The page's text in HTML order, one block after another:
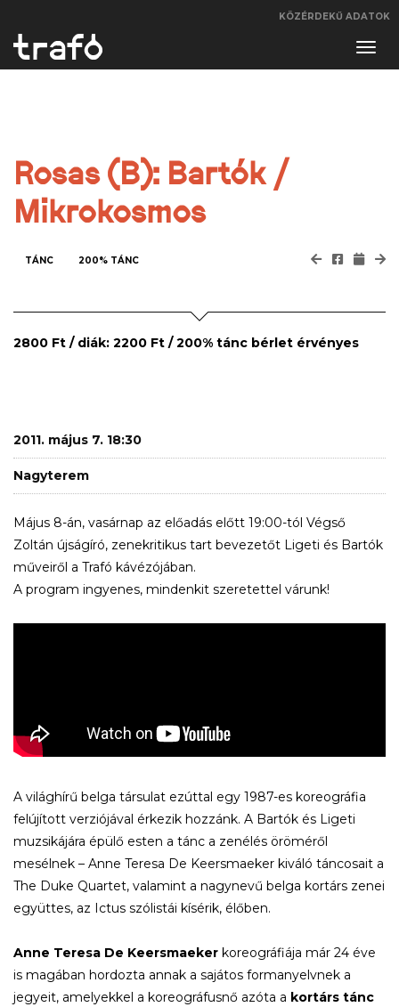
KÖZÉRDEKŰ ADATOK
Rosas (B): Bartók /
Mikrokosmos
TÁNC 200% TÁNC
2800 Ft / diák: 2200 Ft /200% tánc bérlet érvényes
2011. május 7. 18:30
Nagyterem
Május 8-án, vasárnap az előadás előtt 19:00-tól Végső
Zoltán újságíró, zenekritikus tart bevezetőt Ligeti és Bartók
műveiről a Trafó kávézójában.
A program ingyenes, mindenkit szeretettel várunk!
A világhírű belga társulat ezúttal egy 1987-es koreográfia
felújított verziójával érkezik hozzánk. A Bartók és Ligeti
muzsikájára épülő esten a tánc a zenélés öröméről
mesélnek – Anne Teresa De Keersmaeker kiváló táncosait a
The Duke Quartet, valamint a nagynevű belga kortárs zenei
együttes, az Ictus szólistái kísérik, élőben.
Anne Teresa De Keersmaeker koreográfiája már 24 éve
is magában hordozta annak a sajátos formanyelvnek a
jegyeit, amelyekkel a koreográfusnő azóta a kortárs tánc